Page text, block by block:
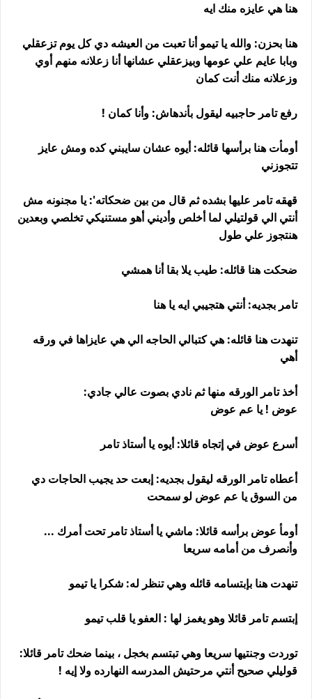
هنا هي عايزه منك ايه
هنا بحزن: والله يا تيمو أنا تعبت من العيشه دي كل يوم تزعقلي
وبابا عايم علي عومها وبيزعقلي عشانها أنا زعلانه منهم أوي
وزعلانه منك أنت كمان
رفع تامر حاجبيه ليقول بأندهاش: وأنا كمان !
أومأت هنا برأسها قائله: أيوه عشان سايبني كده ومش عايز
تتجوزني
قهقه تامر عليها بشده ثم قال من بين ضحكاته': يا مجنونه مش
أنتي الي قولتيلي لما أخلص وأديني أهو مستنيكي تخلصي وبعدين
هنتجوز علي طول
ضحكت هنا قائله: طيب يلا بقا أنا همشي
تامر بجديه: أنتي هتجيبي ايه يا هنا
تنهدت هنا قائله: هي كتبالي الحاجه الي هي عايزاها في ورقه
أهي
أخذ تامر الورقه منها ثم نادي بصوت عالي جادي:
عوض ! يا عم عوض
أسرع عوض في إتجاه قائلا: أيوه يا أستاذ تامر
أعطاه تامر الورقه ليقول بجديه: إبعت حد يجيب الحاجات دي
من السوق يا عم عوض لو سمحت
أومأ عوض برأسه قائلا: ماشي يا أستاذ تامر تحت أمرك ...
وأنصرف من أمامه سريعا
تنهدت هنا بإبتسامه قائله وهي تنظر له: شكرا يا تيمو
إبتسم تامر قائلا وهو يغمز لها : العفو يا قلب تيمو
توردت وجنتيها سريعا وهي تبتسم بخجل ، بينما ضحك تامر قائلا:
قوليلي صحيح أنتي مرحتيش المدرسه النهارده ولا إيه !